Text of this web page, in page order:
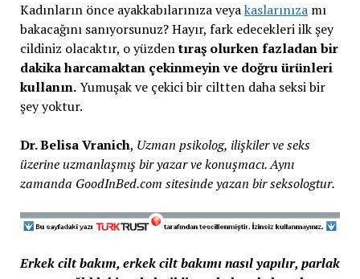
Kadınların önce ayakkabılarınıza veyakaslarınızamı
bakacağını sanıyorsunuz? Hayır, fark edecekleri ilk şey
cildiniz olacaktır, o yüzdentıraş olurken fazladan bir
dakika harcamaktan çekinmeyin ve doğru ürünleri
kullanın.Yumuşak ve çekici bir ciltten daha seksi bir
şey yoktur.
Dr. Belisa Vranich, Uzman psikolog, ilişkiler ve seks
üzerine uzmanlaşmış bir yazar ve konuşmacı. Aynı
zamanda GoodInBed.com sitesinde yazan bir seksologtur.
Erkek cilt bakım, erkek cilt bakımı nasıl yapılır, parlak